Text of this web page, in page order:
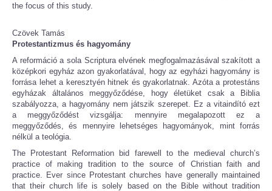
the focus of this study.
Czövek Tamás
Protestantizmus és hagyomány
A reformáció a sola Scriptura elvének megfogalmazásával szakított a
középkori egyház azon gyakorlatával, hogy az egyházi hagyomány is
forrása lehet a keresztyén hitnek és gyakorlatnak. Azóta a protestáns
egyházak általános meggyőződése, hogy életüket csak a Biblia
szabályozza, a hagyomány nem játszik szerepet. Ez a vitaindító ezt
a meggyőződést vizsgálja: mennyire megalapozott ez a
meggyőződés, és mennyire lehetséges hagyományok, mint forrás
nélkül a teológia.
The Protestant Reformation bid farewell to the medieval church’s
practice of making tradition to the source of Christian faith and
practice. Ever since Protestant churches have generally maintained
that their church life is solely based on the Bible without tradition